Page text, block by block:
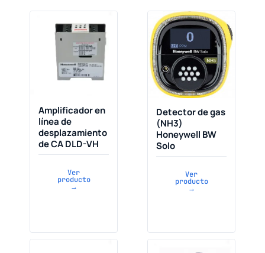
Amplificador en
línea de
desplazamiento
de CA DLD-VH
Ver
producto
→
Detector de gas
(NH3)
Honeywell BW
Solo
Ver
producto
→